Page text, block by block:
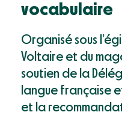
https://en.idruide.com/
nouveau-concours-
link="link2">Le futur est
Ressources
Blog
Event
Mon compte
vocabulaire
Organisé sous
Voltaire et du
soutien de la
langue française
et la